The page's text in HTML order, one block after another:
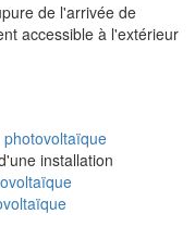
de l'arrivée de
accessible à l'extérieur
installation